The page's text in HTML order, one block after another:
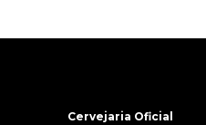
Cervejaria Oficial